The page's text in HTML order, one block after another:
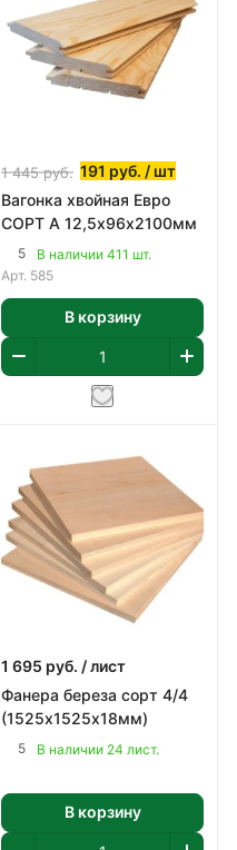
1 445руб. 191 руб. / шт
Вагонка хвойная Евро
СОРТ А 12,5х96х2100мм
5
В наличии 411 шт.
Арт. 585
В корзину
1 695 руб. / лист
Фанера береза сорт 4/4
(1525х1525х18мм)
5 В наличии 24 лист.
В корзину